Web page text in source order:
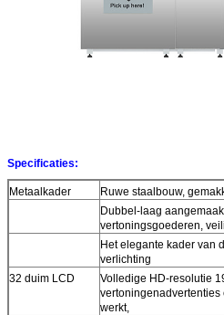
Specificaties:
Metaalkader
Ruwe staalbouw,
Dubbel-laag
vertoningsgoederen,
Het elegante kader van
verlichting
32 duim LCD
Volledige HD-resolutie
werkt,